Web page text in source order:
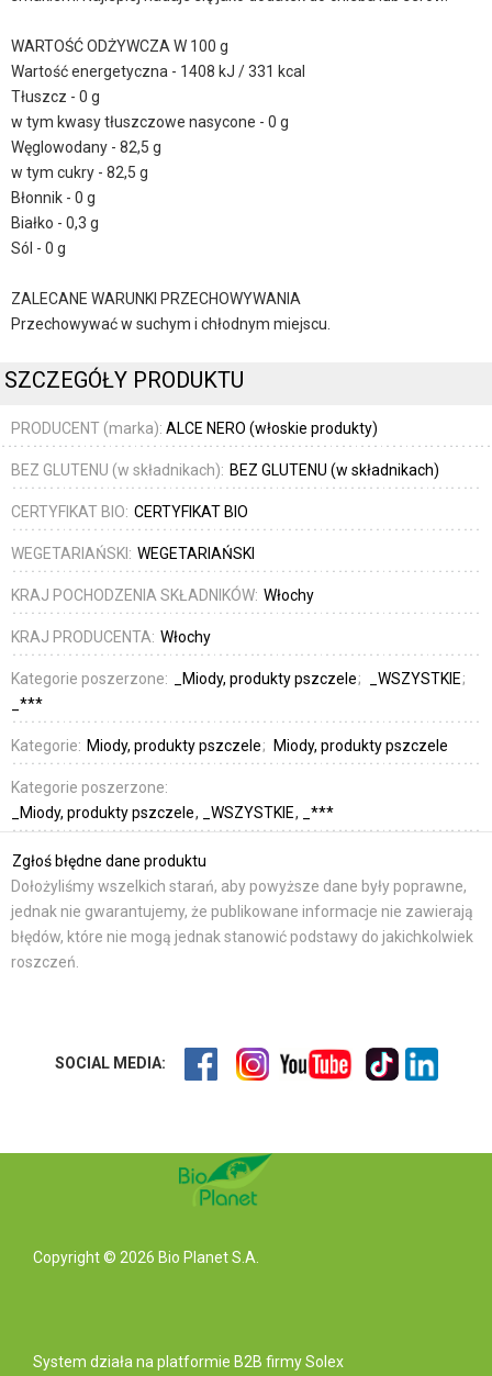
WARTOŚĆ ODŻYWCZA W 100 g
Wartość energetyczna - 1408 kJ / 331 kcal
Tłuszcz - 0 g
w tym kwasy tłuszczowe nasycone - 0 g
Węglowodany - 82,5 g
w tym cukry - 82,5 g
Błonnik - 0 g
Białko - 0,3 g
Sól - 0 g
ZALECANE WARUNKI PRZECHOWYWANIA
Przechowywać w suchym i chłodnym miejscu.
SZCZEGÓŁY PRODUKTU
PRODUCENT (marka): ALCE NERO (włoskie produkty)
BEZ GLUTENU (w składnikach): BEZ GLUTENU (w składnikach)
CERTYFIKAT BIO: CERTYFIKAT BIO
WEGETARIAŃSKI: WEGETARIAŃSKI
KRAJ POCHODZENIA SKŁADNIKÓW: Włochy
KRAJ PRODUCENTA: Włochy
Kategorie poszerzone: _Miody, produkty pszczele
_WSZYSTKIE
_***
Kategorie: Miody, produkty pszczele Miody, produkty pszczele
Kategorie poszerzone:
_Miody, produkty pszczele
_WSZYSTKIE _***
Zgłoś błędne dane produktu
Dołożyliśmy wszelkich starań, aby powyższe dane były poprawne,
jednak nie gwarantujemy, że publikowane informacje nie zawierają
błędów, które nie mogą jednak stanowić podstawy do jakichkolwiek
roszczeń.
SOCIAL MEDIA:
Copyright © 2026 Bio Planet S.A.
System działa na platformie B2B firmy Solex